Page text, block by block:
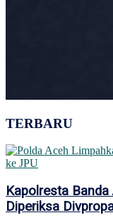
TERBARU
Kapolresta
Diperiksa